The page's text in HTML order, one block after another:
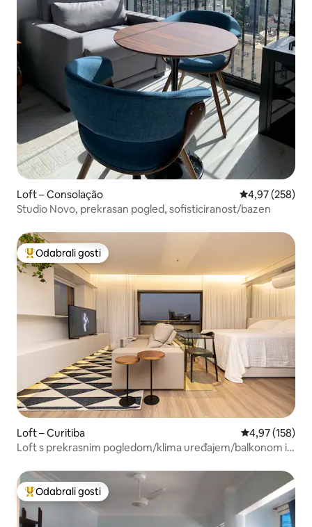
Loft – Consolação Prosječna
4,97 (258)
Studio Novo, prekrasan pogled, sofisticiranost/bazen
Među najviše rangiranima s oznakom „Odabrali gosti”
Odabrali gosti
Loft – Curitiba Prosječna
4,97 (158)
Loft s prekrasnim pogledom/klima uređajem/balkonom i
Među najviše rangiranima s oznakom „Odabrali gosti”
Odabrali gosti